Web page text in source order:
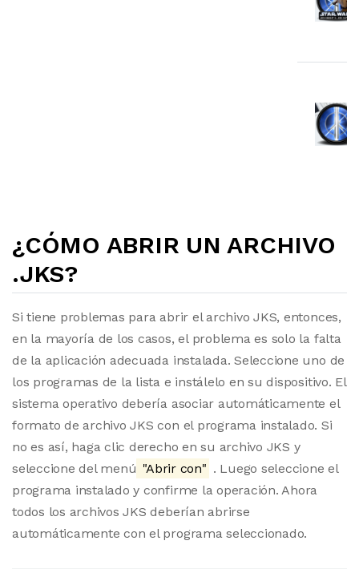
¿CÓMO ABRIR UN ARCHIVO
.JKS?
Si tiene problemas para abrir el archivo JKS, entonces,
en la mayoría de los casos, el problema es solo la falta
de la aplicación adecuada instalada. Seleccione uno de
los programas de la lista e instálelo en su dispositivo. El
sistema operativo debería asociar automáticamente el
formato de archivo JKS con el programa instalado. Si
no es así, haga clic derecho en su archivo JKS y
seleccione del menú "Abrir con" . Luego seleccione el
programa instalado y confirme la operación. Ahora
todos los archivos JKS deberían abrirse
automáticamente con el programa seleccionado.